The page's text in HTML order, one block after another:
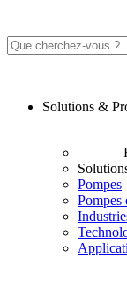
Solutions &
Pompes
Pompes